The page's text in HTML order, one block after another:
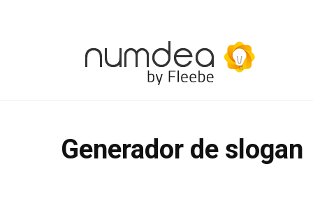
Generador de slogan